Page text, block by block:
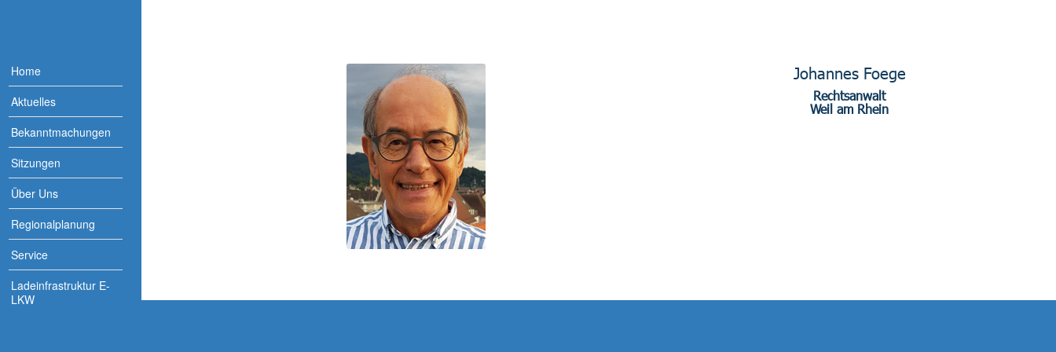
Home
Aktuelles
Bekanntmachungen
Sitzungen
Über Uns
Regionalplanung
Service
Ladeinfrastruktur E-
LKW
Johannes Foege
Rechtsanwalt
Weil am Rhein